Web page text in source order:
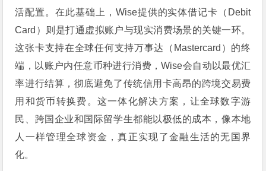
活配置。在此基础上，Wise提供的实体借记卡（Debit
Card）则是打通虚拟账户与现实消费场景的关键一环。
这张卡支持在全球任何支持万事达（Mastercard）的终
端，以账户内任意币种进行消费，Wise会自动以最优汇
率进行结算，彻底避免了传统信用卡高昂的跨境交易费
用和货币转换费。这一体化解决方案，让全球数字游
民、跨国企业和国际留学生都能以极低的成本，像本地
人一样管理全球资金，真正实现了金融生活的无国界
化。